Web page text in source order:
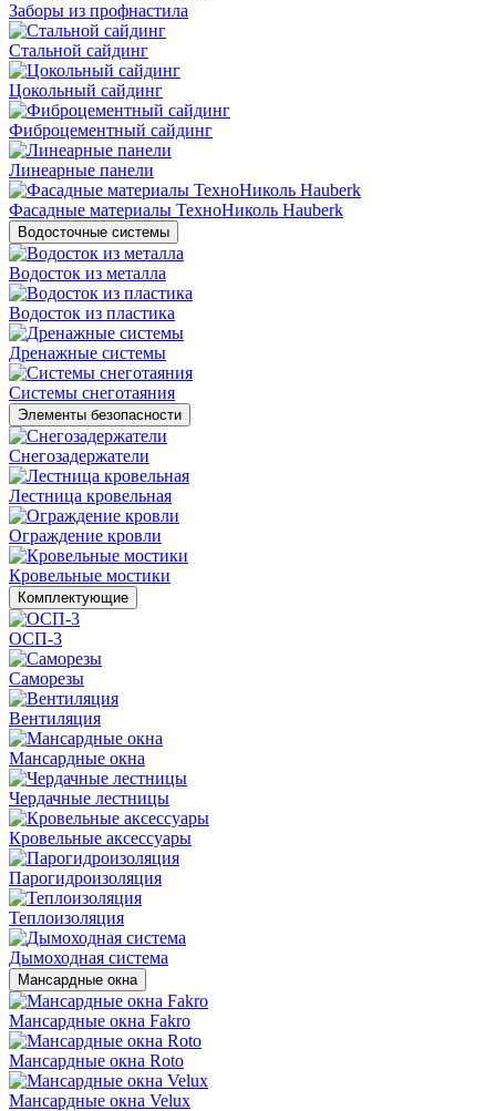
Заборы из профнастила
Стальной сайдинг
Цокольный сайдинг
Фиброцементный сайдинг
Линеарные панели
Фасадные материалы ТехноНиколь Hauberk
Водосточные системы
Водосток из металла
Водосток из пластика
Дренажные системы
Системы снеготаяния
Элементы безопасности
Снегозадержатели
Лестница кровельная
Ограждение кровли
Кровельные мостики
Комплектующие
ОСП-3
Саморезы
Вентиляция
Мансардные окна
Чердачные лестницы
Кровельные аксессуары
Парогидроизоляция
Теплоизоляция
Дымоходная система
Мансардные окна
Мансардные окна Fakro
Мансардные окна Roto
Мансардные окна Velux